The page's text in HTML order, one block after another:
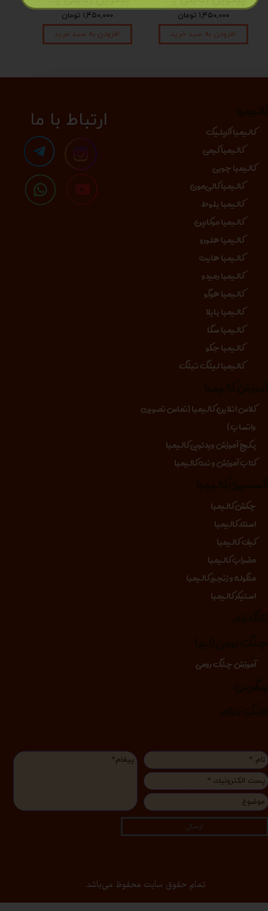
۱,۴۵۰,۰۰۰ تومان
افزودن به سبد خرید
۱,۴۵۰,۰۰۰ تومان
افزودن به سبد خرید
تمام حقوق سایت محفوظ می‌باشد.
​​​ارتباط با ما
ارسال
کالیمبا اکریلیک
کالیمبا کیمی
کالیمبا چوبی
کالیمبا کالی‌مون
کالیمبا بلوط
کالیمبا موکارین
کالیمبا هلورو
کالیمبا هایت
کالیمبا رمیدو
کالیمبا هوگو
کالیمبا بایلا
کالیمبا سگا
کالیمبا جکو
کالیمبا لینگ تینگ
کلاس انلاین کالیمبا (تماس تصویری
واتساپ)
پکیج آموزش ویدئویی کالیمبا
کتاب آموزش و نت کالیمبا
چکش کالیمبا
استند کالیمبا
کیف کالیمبا
مضراب کالیمبا
منگوله و زنجیر کالیمبا
استیکر کالیمبا
آموزش چنگ رومی